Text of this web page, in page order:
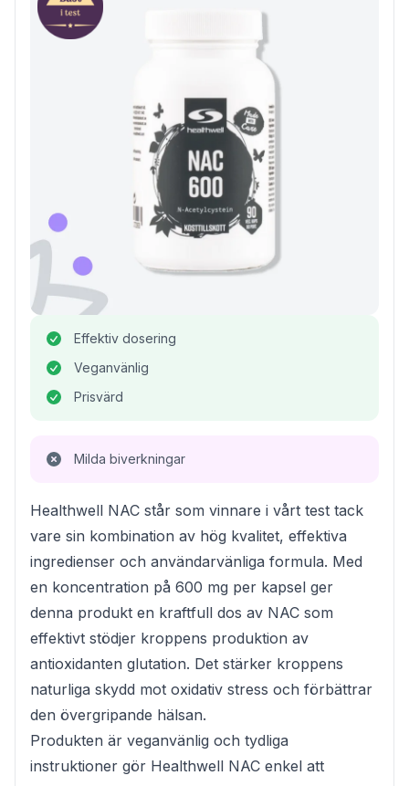
Effektiv dosering
Veganvänlig
Prisvärd
Milda biverkningar
Healthwell NAC står som vinnare i vårt test tack
vare sin kombination av hög kvalitet, effektiva
ingredienser och användarvänliga formula. Med
en koncentration på 600 mg per kapsel ger
denna produkt en kraftfull dos av NAC som
effektivt stödjer kroppens produktion av
antioxidanten glutation. Det stärker kroppens
naturliga skydd mot oxidativ stress och förbättrar
den övergripande hälsan.
Produkten är veganvänlig och tydliga
instruktioner gör Healthwell NAC enkel att